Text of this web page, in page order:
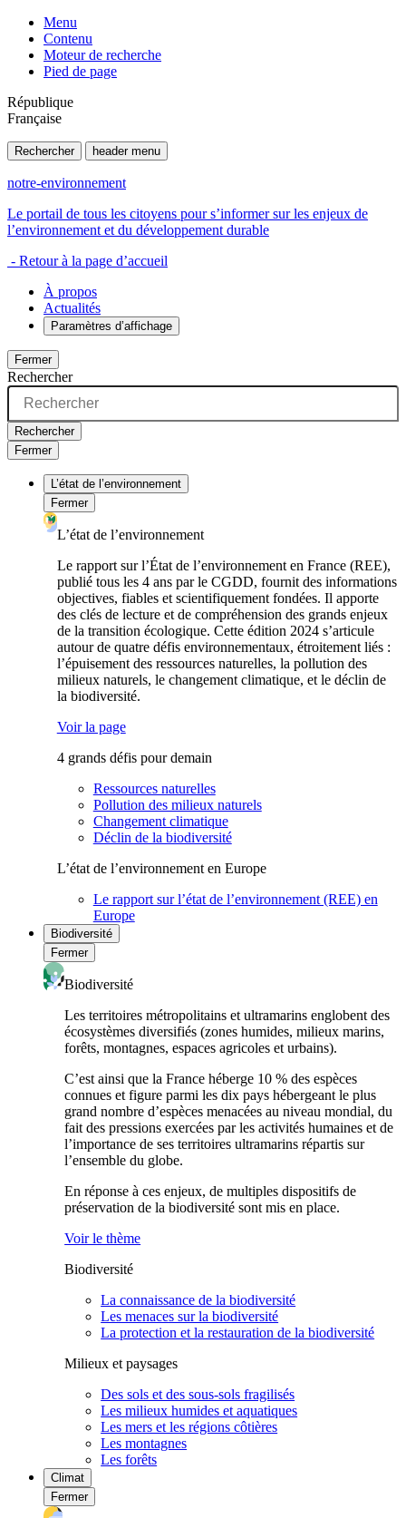
Menu
Contenu
Moteur de recherche
Pied de page
République
Française
Rechercher header menu
notre-environnement
Le portail de tous les citoyens pour s’informer sur les enjeux de
l’environnement et du développement durable
- Retour à la page d’accueil
À propos
Actualités
Paramètres d’affichage
Fermer
Rechercher
Rechercher
Fermer
L’état de l’environnement
Fermer
L’état de l’environnement
Le rapport sur l’État de l’environnement en France (REE),
publié tous les 4 ans par le CGDD, fournit des informations
objectives, fiables et scientifiquement fondées. Il apporte
des clés de lecture et de compréhension des grands enjeux
de la transition écologique. Cette édition 2024 s’articule
autour de quatre défis environnementaux, étroitement liés :
l’épuisement des ressources naturelles, la pollution des
milieux naturels, le changement climatique, et le déclin de
la biodiversité.
Voir la page
4 grands défis pour demain
Ressources naturelles
Pollution des milieux naturels
Changement climatique
Déclin de la biodiversité
L’état de l’environnement en Europe
Le rapport sur l’état de l’environnement (REE) en
Europe
Biodiversité
Fermer
Biodiversité
Les territoires métropolitains et ultramarins englobent des
écosystèmes diversifiés (zones humides, milieux marins,
forêts, montagnes, espaces agricoles et urbains).
C’est ainsi que la France héberge 10 % des espèces
connues et figure parmi les dix pays hébergeant le plus
grand nombre d’espèces menacées au niveau mondial, du
fait des pressions exercées par les activités humaines et de
l’importance de ses territoires ultramarins répartis sur
l’ensemble du globe.
En réponse à ces enjeux, de multiples dispositifs de
préservation de la biodiversité sont mis en place.
Voir le thème
Biodiversité
La connaissance de la biodiversité
Les menaces sur la biodiversité
La protection et la restauration de la biodiversité
Milieux et paysages
Des sols et des sous-sols fragilisés
Les milieux humides et aquatiques
Les mers et les régions côtières
Les montagnes
Les forêts
Climat
Fermer